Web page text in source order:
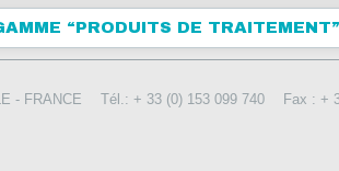
“PRODUITS DE
- FRANCE Tél.: + 33 (0) 153 099 740 Fax : +